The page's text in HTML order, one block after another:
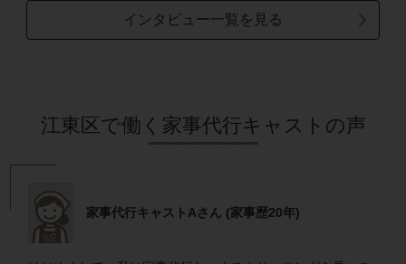
インタビュー一覧を見る
江東区で働く家事代行キャストの声
家事代行キャストAさん (家事歴20年)